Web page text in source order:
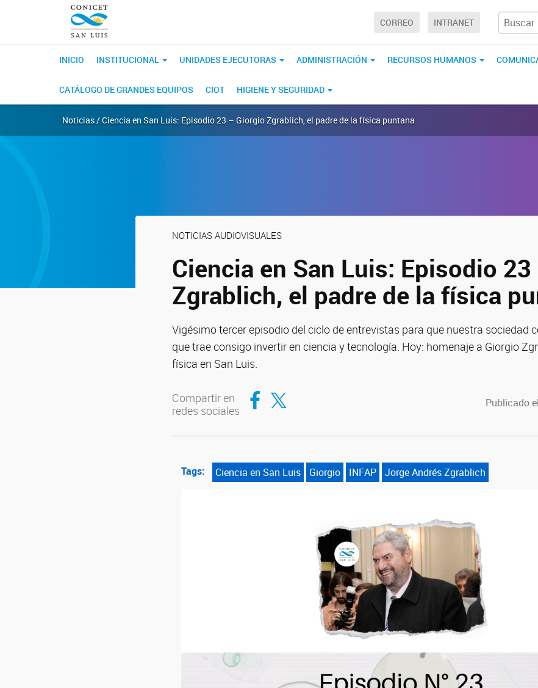
CORREO INTRANET
INICIO INSTITUCIONAL UNIDADES EJECUTORAS ADMINISTRACIÓN RECURSOS HUMANOS
CATÁLOGO DE GRANDES EQUIPOS CIOT HIGIENE Y SEGURIDAD
Noticias / Ciencia en San Luis: Episodio 23 – Giorgio Zgrablich, el padre de la física puntana
NOTICIAS AUDIOVISUALES
Ciencia en San Luis: Episodio
Zgrablich, el padre de la física
Vigésimo tercer episodio del ciclo de entrevistas para que nuestra sociedad
que trae consigo invertir en ciencia y tecnología. Hoy: homenaje a Giorgio
física en San Luis.
Compartir en
redes sociales
Compartir en Facebook
Compartir en Twitter Publicado
Tags: Ciencia en San Luis Giorgio INFAP Jorge Andrés Zgrablich